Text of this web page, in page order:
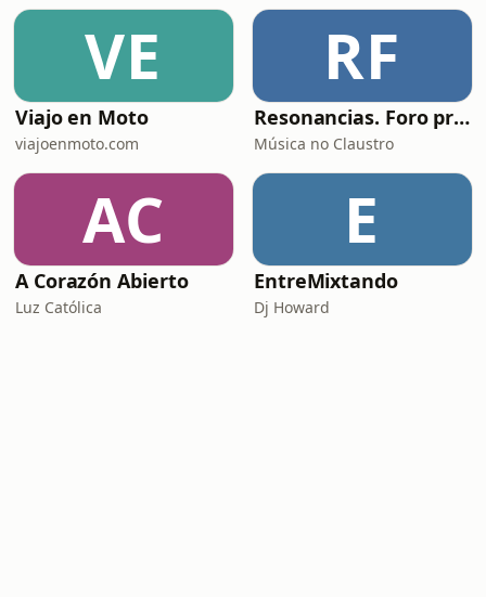
VE
Viajo en Moto
viajoenmoto.com
RF
Resonancias. Foro profesional de instrumentos musicais
Música no Claustro
AC
A Corazón Abierto
Luz Católica
E
EntreMixtando
Dj Howard